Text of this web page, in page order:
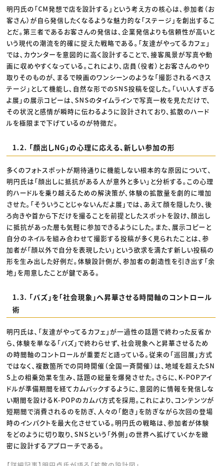
明円氏の「CM発想で店を設計する」という考え方の核心は、参加者（お
客さん）が自ら発信したくなるような魅力的な「ステージ」を創出するこ
とだ。第三者であるお客さんの発信は、企業発信よりも信頼性が高いと
いう現代の潮流を的確に捉えた戦略である。「友達がやってるカフェ」
では、カウンターを意図的に高く設計することで、接客風景が写真や動
画に収めやすくなっている。これにより、店員（役者）とお客さんのやり
取りそのものが、まるで映画のワンシーンのような「撮影されるべきス
テージ」として機能し、自然な形でのSNS投稿を促した。「いい人すぎる
よ展」の展示コピーは、SNSのタイムラインで写真一枚を見ただけで、
その状況と感情が瞬時に伝わるように設計されており、拡散のハード
ルを極限まで下げているのが特徴だ。
1.2. 「顔出しNG」の心理に応える、新しい参加の形
多くのフォトスポットが期待通りに機能しない根本的な原因について、
明円氏は「顔出しに抵抗がある人が意外と多い」と分析する。この心理
的ハードルを乗り越えるための解決策が、体験の拡散量を劇的に増加
させた。「そういうことじゃないんだよ展」では、あえて顔を隠したり、後
ろ向きや首から下だけを撮ることを前提としたスポットを設け、顔出し
に抵抗があった層も気軽に参加できるようにした。また、展示コピーと
自分のネイルを組み合わせて撮影する投稿が多く見られたことは、参
加者が「顔以外で自分を表現したい」という欲求を満たす新しい投稿の
形を生み出した好例だ。体験設計側が、参加者の創造性を引き出す「余
地」を用意したことが鍵である。
1.3. 「バズ」を「社会現象」へ昇華させる時間軸のコントロール
術
明円氏は、「友達がやってるカフェ」が一過性の話題で終わった反省か
ら、体験を単なる「バズ」で終わらせず、社会現象へと昇華させるため
の時間軸のコントロールが重要だと語っている。従来の「巡回展」方式
ではなく、複数箇所での同時開催（全国一斉開催）は、地域を超えたSN
S上の相乗効果を生み、話題の総量を爆発させた。さらに、K-POPアイ
ドルが準備期間を経てカムバックするように、意図的に情報を発信しな
い期間を設けるK-POPのカムバ方式を採用。これにより、コンテンツが
短期間で消費されるのを防ぎ、人々の「飽き」を防ぎながら次回の登場
時のインパクトを最大化させている。明円氏の戦略は、参加者が体験
をどのように切り取り、SNSという「外側」の世界へ拡げていくかを緻
密に設計するアプローチである。